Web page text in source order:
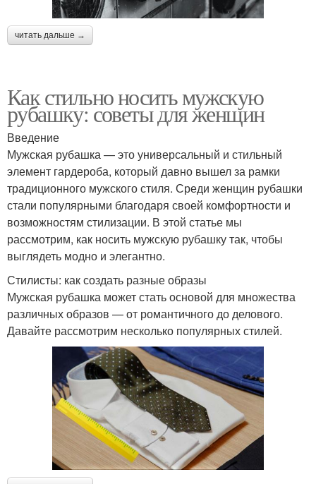
читать дальше →
Как стильно носить мужскую
рубашку: советы для женщин
Введение
Мужская рубашка — это универсальный и стильный
элемент гардероба, который давно вышел за рамки
традиционного мужского стиля. Среди женщин рубашки
стали популярными благодаря своей комфортности и
возможностям стилизации. В этой статье мы
рассмотрим, как носить мужскую рубашку так, чтобы
выглядеть модно и элегантно.
Стилисты: как создать разные образы
Мужская рубашка может стать основой для множества
различных образов — от романтичного до делового.
Давайте рассмотрим несколько популярных стилей.